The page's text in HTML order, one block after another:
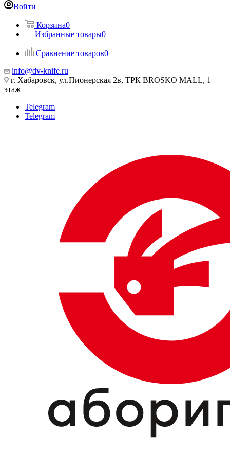
Войти
Корзина0
Избранные товары0
Сравнение товаров0
info@dv-knife.ru
г. Хабаровск, ул.Пионерская 2в, ТРК BROSKO MALL, 1
этаж
Telegram
Telegram